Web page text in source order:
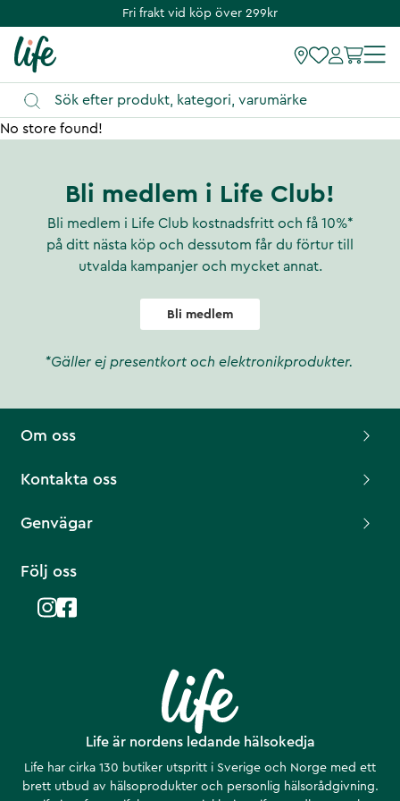
Fri frakt vid köp över 299kr
No store found!
Bli medlem i Life Club!
Bli medlem i Life Club kostnadsfritt och få 10%*
på ditt nästa köp och dessutom får du förtur till
utvalda kampanjer och mycket annat.
Bli medlem
*Gäller ej presentkort och elektronikprodukter.
Life är nordens ledande hälsokedja
Life har cirka 130 butiker utspritt i Sverige och Norge med ett
brett utbud av hälsoprodukter och personlig hälsorådgivning.
Om oss
Kontakta oss
Genvägar
Följ oss